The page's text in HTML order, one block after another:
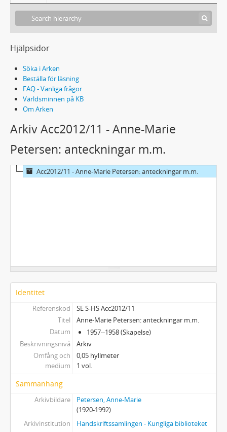
Hjälpsidor
Söka i Arken
Beställa för läsning
FAQ - Vanliga frågor
Världsminnen på KB
Om Arken
Arkiv Acc2012/11 - Anne-Marie
Petersen: anteckningar m.m.
Acc2012/11 - Anne-Marie Petersen: anteckningar m.m.
Identitet
Referenskod
SE S-HS Acc2012/11
Titel
Anne-Marie Petersen: anteckningar m.m.
Datum
1957--1958 (Skapelse)
Beskrivningsnivå
Arkiv
Omfång och
medium
0,05 hyllmeter
1 vol.
Sammanhang
Arkivbildare
Petersen, Anne-Marie
(1920-1992)
Arkivinstitution
Handskriftssamlingen - Kungliga biblioteket